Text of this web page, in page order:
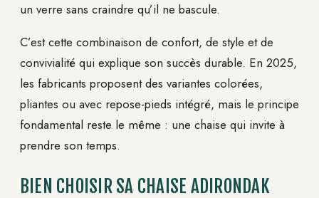
un verre sans craindre qu’il ne bascule.
C’est cette combinaison de confort, de style et de
convivialité qui explique son succès durable. En 2025,
les fabricants proposent des variantes colorées,
pliantes ou avec repose-pieds intégré, mais le principe
fondamental reste le même : une chaise qui invite à
prendre son temps.
BIEN CHOISIR SA CHAISE ADIRONDAK